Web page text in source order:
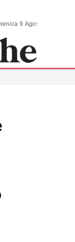
COMMENTI | SCENARI - domenica 9 Agosto 2026